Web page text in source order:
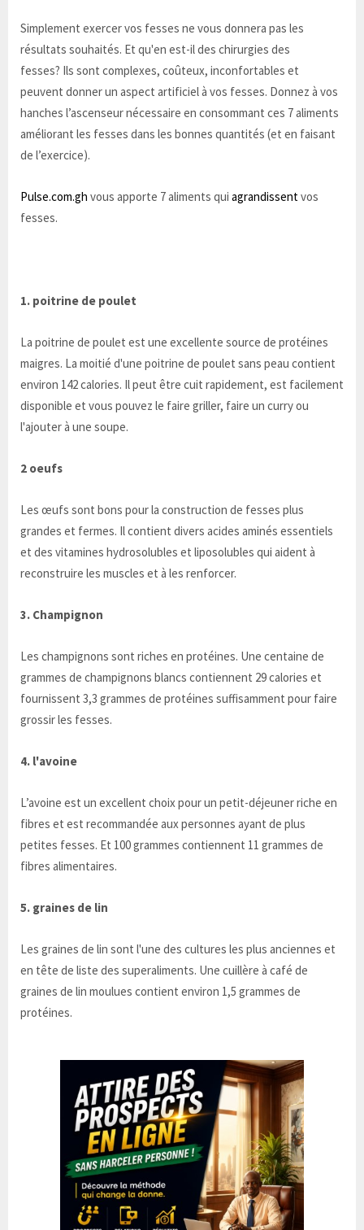
Simplement exercer vos fesses ne vous donnera pas les
résultats souhaités. Et qu'en est-il des chirurgies des
fesses? Ils sont complexes, coûteux, inconfortables et
peuvent donner un aspect artificiel à vos fesses. Donnez à vos
hanches l’ascenseur nécessaire en consommant ces 7 aliments
améliorant les fesses dans les bonnes quantités (et en faisant
de l’exercice).
Pulse.com.gh vous apporte 7 aliments qui agrandissent vos
fesses.
1. poitrine de poulet
La poitrine de poulet est une excellente source de protéines
maigres. La moitié d'une poitrine de poulet sans peau contient
environ 142 calories. Il peut être cuit rapidement, est facilement
disponible et vous pouvez le faire griller, faire un curry ou
l'ajouter à une soupe.
2 oeufs
Les œufs sont bons pour la construction de fesses plus
grandes et fermes. Il contient divers acides aminés essentiels
et des vitamines hydrosolubles et liposolubles qui aident à
reconstruire les muscles et à les renforcer.
3. Champignon
Les champignons sont riches en protéines. Une centaine de
grammes de champignons blancs contiennent 29 calories et
fournissent 3,3 grammes de protéines suffisamment pour faire
grossir les fesses.
4. l'avoine
L’avoine est un excellent choix pour un petit-déjeuner riche en
fibres et est recommandée aux personnes ayant de plus
petites fesses. Et 100 grammes contiennent 11 grammes de
fibres alimentaires.
5. graines de lin
Les graines de lin sont l'une des cultures les plus anciennes et
en tête de liste des superaliments. Une cuillère à café de
graines de lin moulues contient environ 1,5 grammes de
protéines.